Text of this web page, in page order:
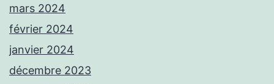
mars 2024
février 2024
janvier 2024
décembre 2023